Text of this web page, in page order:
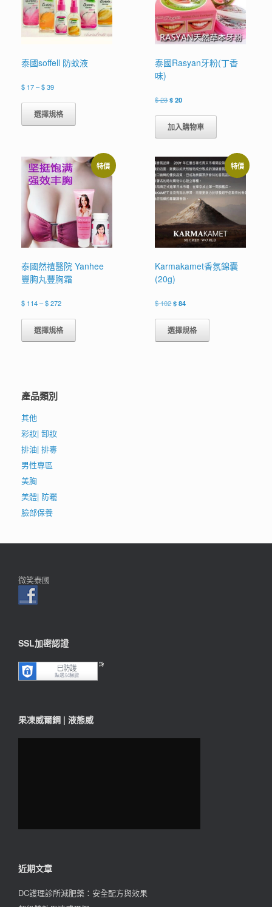
泰國soffell 防蚊液
$ 17–$39價
範
圍：
$ 17
選擇規格
此
品
種
款
可
在
產
品
頁
面
選
擇
泰國Rasyan牙粉(丁香
味)
$23原
價
格：
$ 23。
$20目
價
格：
$ 20。
加入購物車
特價
泰國然禧醫院 Yanhee
豐胸丸豐胸霜
$ 114–$272價
範
圍：
$ 114
選擇規格
品
特價
Karmakamet香氛錦囊
(20g)
$102原
價
格：
$ 102。
$84目
價
格：
$ 84。
選擇規格
品
產品類別
其他
彩妝| 卸妝
排油| 排毒
男性專區
美胸
美體| 防曬
臉部保養
微笑泰國
SSL加密認證
果凍威爾鋼 | 液態威
近期文章
DC護理診所減肥藥：安全配方與效果